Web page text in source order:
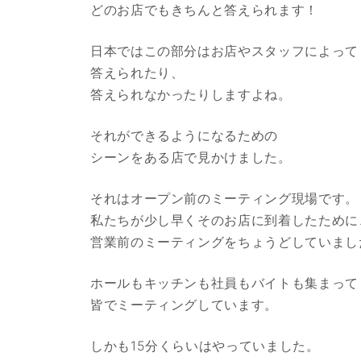
どのお店でもきちんと答えられます！
日本ではこの部分はお店やスタッフによって
答えられたり、
答えられなかったりしますよね。
それができるようになるための
シーンをある店で見かけました。
それはオープン前のミーティング現場です。
私たちが少し早くそのお店に到着したため
営業前のミーティングをちょうどしていま
ホールもキッチンも社員もバイトも集まって
皆でミーティングしています。
しかも15分くらいはやっていました。